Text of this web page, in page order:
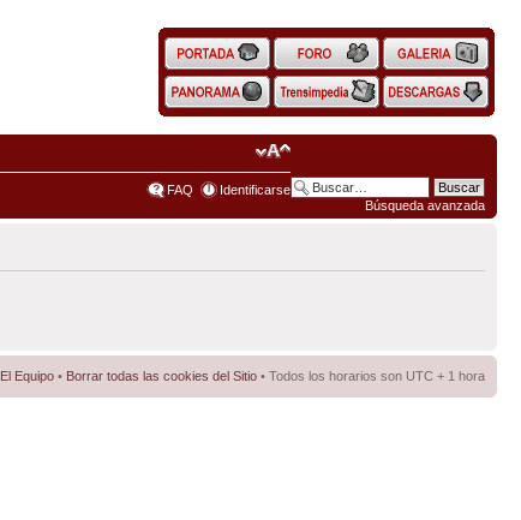
Búsqueda avanzada
FAQ Identificarse
El Equipo • Borrar todas las cookies del Sitio • Todos los horarios son UTC + 1 hora